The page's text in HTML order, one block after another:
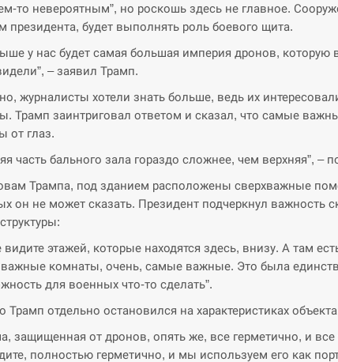
то невероятным”, но роскошь здесь не главное.
президента, будет выполнять роль боевого щита.
у нас будет самая большая империя дронов, которую
– заявил Трамп.
журналисты хотели знать больше, ведь их
Трамп заинтриговал ответом и сказал, что самые
от глаз.
часть бального зала гораздо сложнее, чем верхняя”, –
Трампа, под зданием расположены сверхважные
он не может сказать. Президент подчеркнул важность
видите этажей, которые находятся здесь, внизу. А там
комнаты, очень, самые важные. Это была
для военных что-то сделать”.
Трамп отдельно остановился на характеристиках
защищенная от дронов, опять же, все герметично, и все
полностью герметично, и мы используем его как